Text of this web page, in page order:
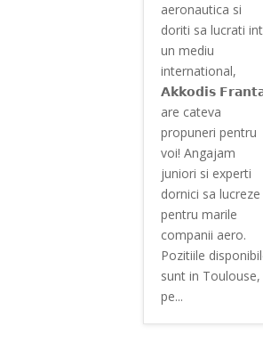
aeronautica si
doriti sa lucrati
un mediu
international,
𝗔𝗸𝗸𝗼𝗱𝗶𝘀
are cateva
propuneri pentru
voi! Angajam
juniori si experti
dornici sa lucreze
pentru marile
companii aero.
Pozitiile
sunt in Toulouse,
pe...